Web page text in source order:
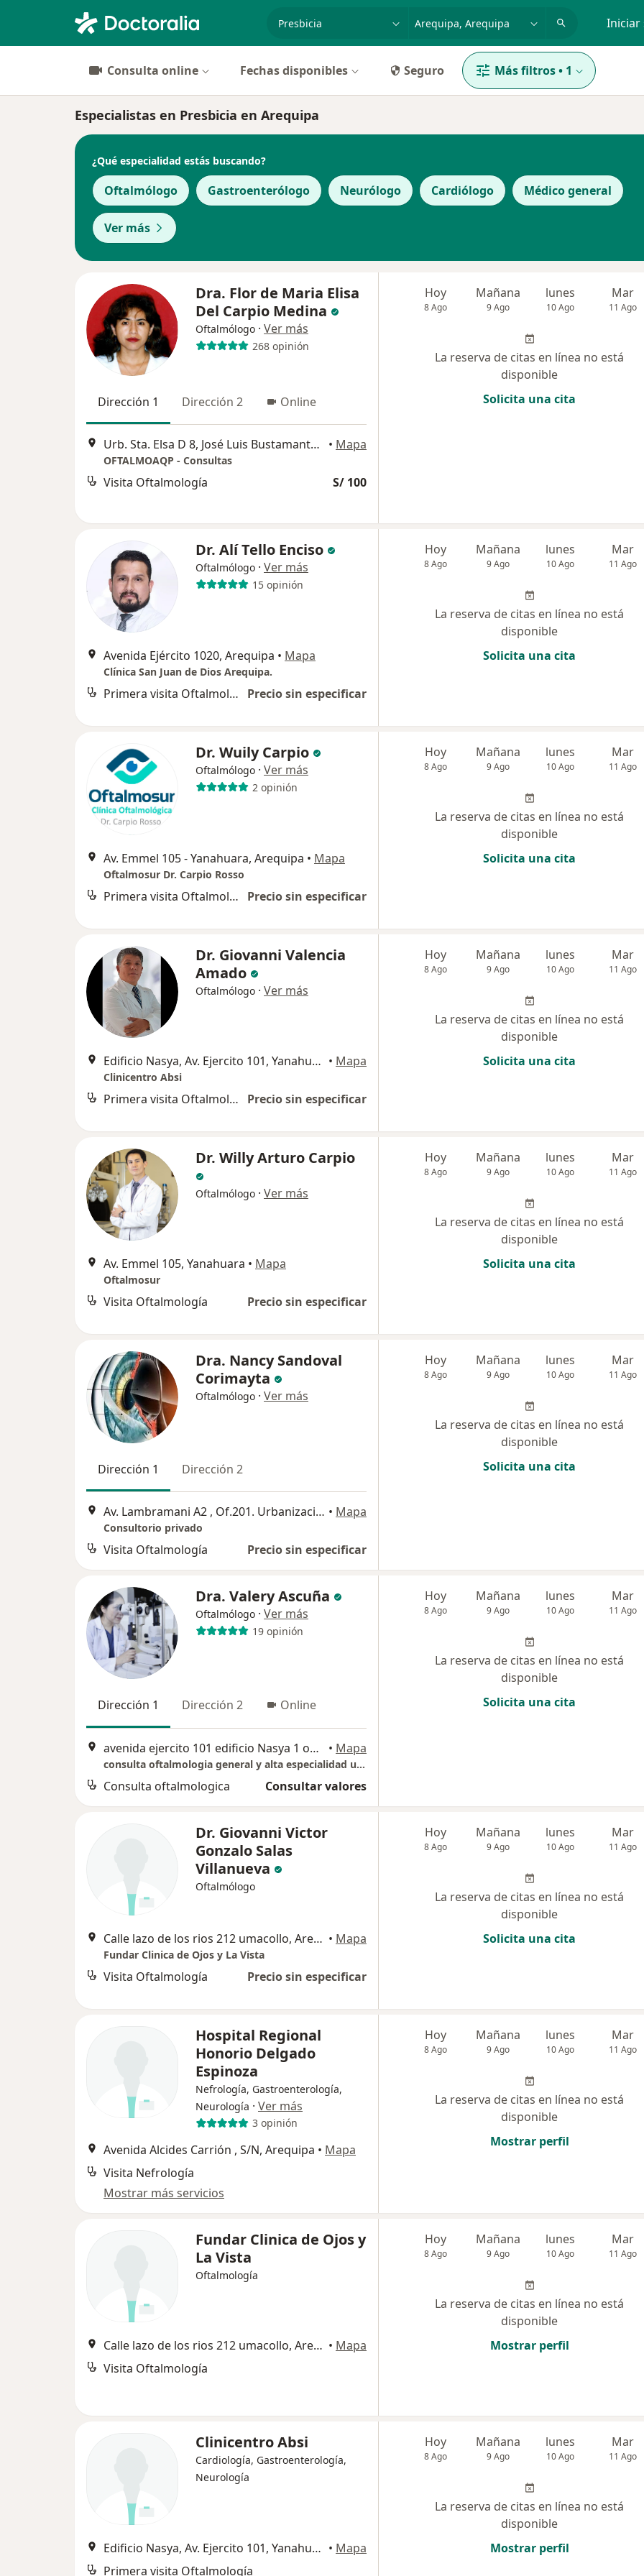
Iniciar
Consulta online Fechas disponibles Seguro Más filtros• 1
Especialistas en Presbicia en Arequipa
¿Qué especialidad estás buscando?
Oftalmólogo Gastroenterólogo Neurólogo Cardiólogo Médico general
Ver más
Dra. Flor de Maria Elisa
Del Carpio Medina
Oftalmólogo · Ver más
268 opinión
Dirección 1 Dirección 2 Online
Urb. Sta. Elsa D 8, José Luis Bustamante y Rivero • Mapa
OFTALMOAQP - Consultas
Visita Oftalmología S/ 100
Hoy
8 Ago
Mañana
9 Ago
lunes
10 Ago
Mar
11 Ago
La reserva de citas en línea no está
disponible
Solicita una cita
Dr. Alí Tello Enciso
Oftalmólogo · Ver más
15 opinión
Avenida Ejército 1020, Arequipa • Mapa
Clínica San Juan de Dios Arequipa.
Primera visita Oftalmología Precio sin especificar
Hoy
8 Ago
Mañana
9 Ago
lunes
10 Ago
Mar
11 Ago
La reserva de citas en línea no está
disponible
Solicita una cita
Dr. Wuily Carpio
Oftalmólogo · Ver más
2 opinión
Av. Emmel 105 - Yanahuara, Arequipa • Mapa
Oftalmosur Dr. Carpio Rosso
Primera visita Oftalmología Precio sin especificar
Hoy
8 Ago
Mañana
9 Ago
lunes
10 Ago
Mar
11 Ago
La reserva de citas en línea no está
disponible
Solicita una cita
Dr. Giovanni Valencia
Amado
Oftalmólogo · Ver más
Edificio Nasya, Av. Ejercito 101, Yanahuara, Arequipa • Mapa
Clinicentro Absi
Primera visita Oftalmología Precio sin especificar
Hoy
8 Ago
Mañana
9 Ago
lunes
10 Ago
Mar
11 Ago
La reserva de citas en línea no está
disponible
Solicita una cita
Dr. Willy Arturo Carpio
Oftalmólogo · Ver más
Av. Emmel 105, Yanahuara • Mapa
Oftalmosur
Visita Oftalmología Precio sin especificar
Hoy
8 Ago
Mañana
9 Ago
lunes
10 Ago
Mar
11 Ago
La reserva de citas en línea no está
disponible
Solicita una cita
Dra. Nancy Sandoval
Corimayta
Oftalmólogo · Ver más
Dirección 1 Dirección 2
Av. Lambramani A2 , Of.201. Urbanización San Sebastián , Arequipa • Mapa
Consultorio privado
Visita Oftalmología Precio sin especificar
Hoy
8 Ago
Mañana
9 Ago
lunes
10 Ago
Mar
11 Ago
La reserva de citas en línea no está
disponible
Solicita una cita
Dra. Valery Ascuña
Oftalmólogo · Ver más
19 opinión
Dirección 1 Dirección 2 Online
avenida ejercito 101 edificio Nasya 1 oficina 606, Arequipa • Mapa
consulta oftalmologia general y alta especialidad uveitis e inflamaciones oculares
Consulta oftalmologica Consultar valores
Hoy
8 Ago
Mañana
9 Ago
lunes
10 Ago
Mar
11 Ago
La reserva de citas en línea no está
disponible
Solicita una cita
Dr. Giovanni Victor
Gonzalo Salas
Villanueva
Oftalmólogo
Calle lazo de los rios 212 umacollo, Arequipa • Mapa
Fundar Clinica de Ojos y La Vista
Visita Oftalmología Precio sin especificar
Hoy
8 Ago
Mañana
9 Ago
lunes
10 Ago
Mar
11 Ago
La reserva de citas en línea no está
disponible
Solicita una cita
Hospital Regional
Honorio Delgado
Espinoza
Nefrología, Gastroenterología,
Neurología · Ver más
3 opinión
Avenida Alcides Carrión , S/N, Arequipa • Mapa
Visita Nefrología
Mostrar más servicios
Hoy
8 Ago
Mañana
9 Ago
lunes
10 Ago
Mar
11 Ago
La reserva de citas en línea no está
disponible
Mostrar perfil
Fundar Clinica de Ojos y
La Vista
Oftalmología
Calle lazo de los rios 212 umacollo, Arequipa • Mapa
Visita Oftalmología
Hoy
8 Ago
Mañana
9 Ago
lunes
10 Ago
Mar
11 Ago
La reserva de citas en línea no está
disponible
Mostrar perfil
Clinicentro Absi
Cardiología, Gastroenterología,
Neurología
Edificio Nasya, Av. Ejercito 101, Yanahuara, Arequipa • Mapa
Primera visita Oftalmología
Hoy
8 Ago
Mañana
9 Ago
lunes
10 Ago
Mar
11 Ago
La reserva de citas en línea no está
disponible
Mostrar perfil